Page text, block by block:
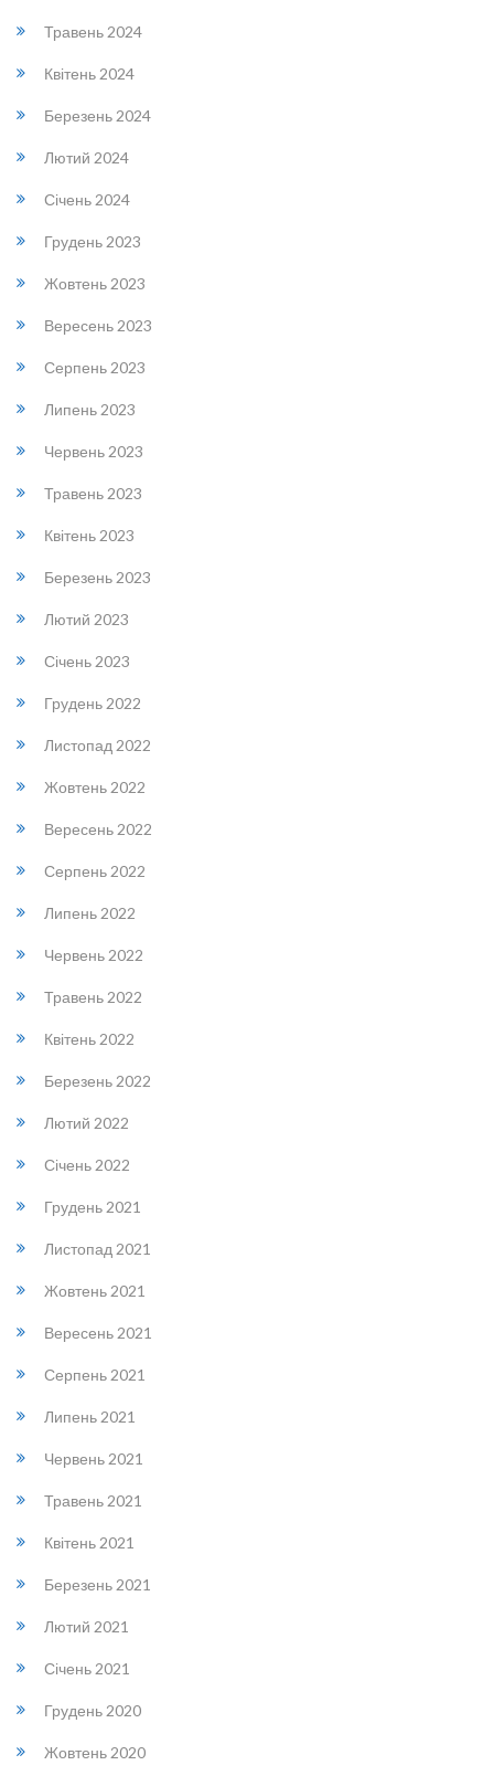
Травень 2024
Квітень 2024
Березень 2024
Лютий 2024
Січень 2024
Грудень 2023
Жовтень 2023
Вересень 2023
Серпень 2023
Липень 2023
Червень 2023
Травень 2023
Квітень 2023
Березень 2023
Лютий 2023
Січень 2023
Грудень 2022
Листопад 2022
Жовтень 2022
Вересень 2022
Серпень 2022
Липень 2022
Червень 2022
Травень 2022
Квітень 2022
Березень 2022
Лютий 2022
Січень 2022
Грудень 2021
Листопад 2021
Жовтень 2021
Вересень 2021
Серпень 2021
Липень 2021
Червень 2021
Травень 2021
Квітень 2021
Березень 2021
Лютий 2021
Січень 2021
Грудень 2020
Жовтень 2020